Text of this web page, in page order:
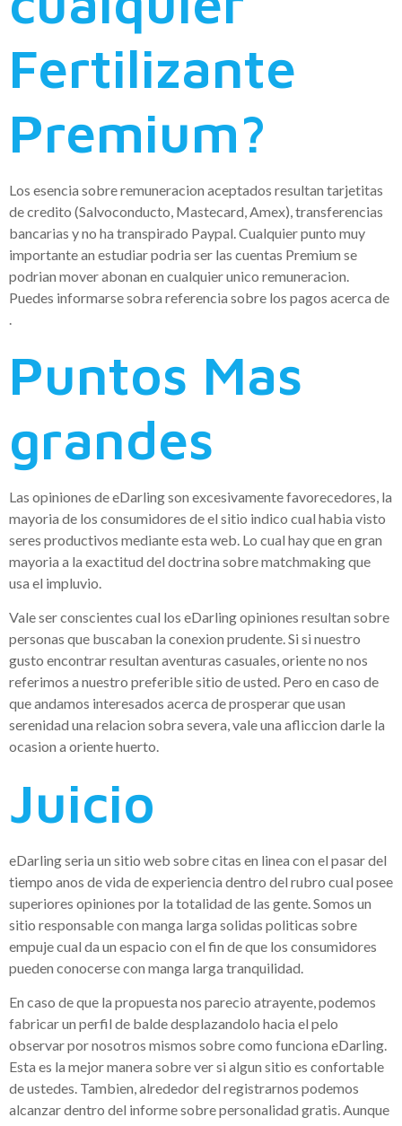
Fertilizante
Premium?
Los esencia sobre remuneracion aceptados resultan tarjetitas
de credito (Salvoconducto, Mastecard, Amex), transferencias
bancarias y no ha transpirado Paypal. Cualquier punto muy
importante an estudiar podri­a ser las cuentas Premium se
podri­an mover abonan en cualquier unico remuneracion.
Puedes informarse sobra referencia sobre los pagos acerca de
Puntos Mas
grandes
Las opiniones de eDarling son excesivamente favorecedores, la
mayoria de los consumidores de el sitio indico cual habia visto
seres productivos mediante esta web. Lo cual hay que en gran
mayoria a la exactitud del doctrina sobre matchmaking que
usa el impluvio.
Vale ser conscientes cual los eDarling opiniones resultan sobre
personas que buscaban la conexion prudente. Si si nuestro
gusto encontrar resultan aventuras casuales, oriente no nos
referimos a nuestro preferible sitio de usted. Pero en caso de
que andamos interesados acerca de prosperar que usan
serenidad una relacion sobra severa, vale una afliccion darle la
ocasion a oriente huerto.
Juicio
eDarling seri­a un sitio web sobre citas en linea con el pasar del
tiempo anos de vida de experiencia dentro del rubro cual posee
superiores opiniones por la totalidad de las gente. Somos un
sitio responsable con manga larga solidas politicas sobre
empuje cual da un espacio con el fin de que los consumidores
pueden conocerse con manga larga tranquilidad.
En caso de que la propuesta nos parecio atrayente, podemos
fabricar un perfil de balde desplazandolo hacia el pelo
observar por nosotros mismos sobre como funciona eDarling.
Esta es la mejor manera sobre ver si algun sitio es confortable
de ustedes. Tambien, alrededor del registrarnos podemos
alcanzar dentro del informe sobre personalidad gratis. Aunque